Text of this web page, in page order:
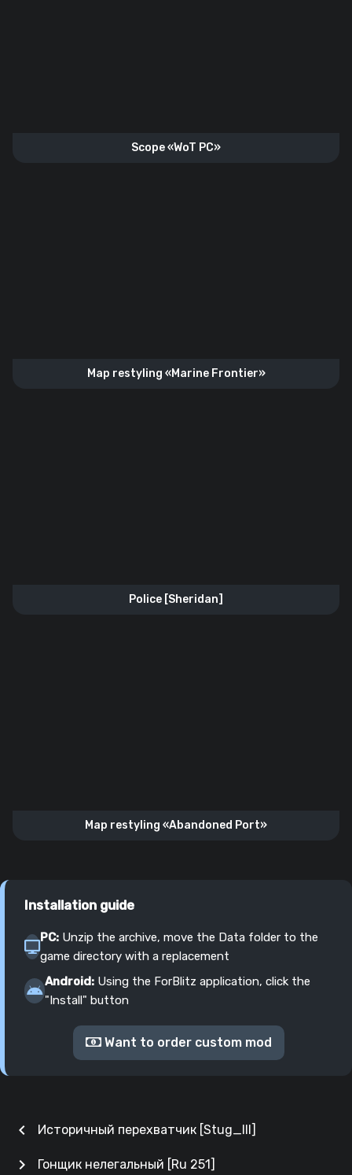
Scope «WoT PC»
Map restyling «Marine Frontier»
Police [Sheridan]
Map restyling «Abandoned Port»
Installation guide
PC: Unzip the archive, move the Data folder to the
game directory with a replacement
Android: Using the ForBlitz application, click the
"Install" button
Want to order custom mod
chevron_left Историчный перехватчик [Stug_III]
Гонщик нелегальный [Ru 251]
chevron_right